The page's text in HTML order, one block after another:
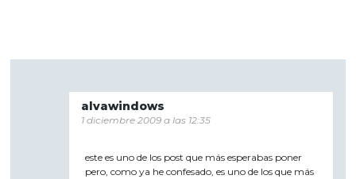
alvawindows
1 diciembre 2009 a las 12:35
este es uno de los post que más esperabas poner
pero, como ya he confesado, es uno de los que más